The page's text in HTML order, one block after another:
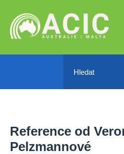
Reference od
Pelzmannové